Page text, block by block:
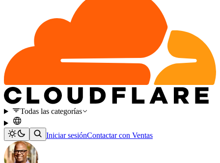
Todas las categorías
Iniciar sesiónContactar con Ventas